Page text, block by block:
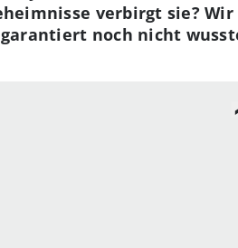
verbirgt sie? Wir
noch nicht